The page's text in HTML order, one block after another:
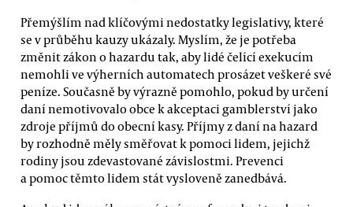
Přemýšlím nad klíčovými nedostatky legislativy, které
se v průběhu kauzy ukázaly. Myslím, že je potřeba
změnit zákon o hazardu tak, aby lidé čelící exekucím
nemohli ve výherních automatech prosázet veškeré své
peníze. Současně by výrazně pomohlo, pokud by určení
daní nemotivovalo obce k akceptaci gamblerství jako
zdroje příjmů do obecní kasy. Příjmy z daní na hazard
by rozhodně měly směřovat k pomoci lidem, jejichž
rodiny jsou zdevastované závislostmi. Prevenci
a pomoc těmto lidem stát vysloveně zanedbává.